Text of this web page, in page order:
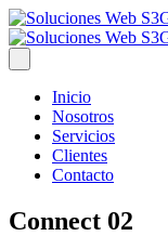
Inicio
Nosotros
Servicios
Clientes
Contacto
Connect 02